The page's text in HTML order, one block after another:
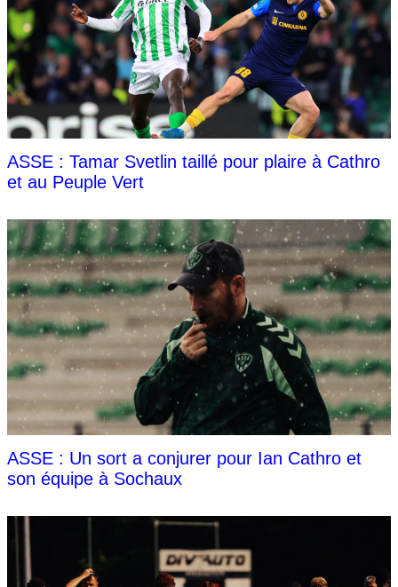
ASSE : Tamar Svetlin taillé pour plaire à Cathro
et au Peuple Vert
ASSE : Un sort a conjurer pour Ian Cathro et
son équipe à Sochaux